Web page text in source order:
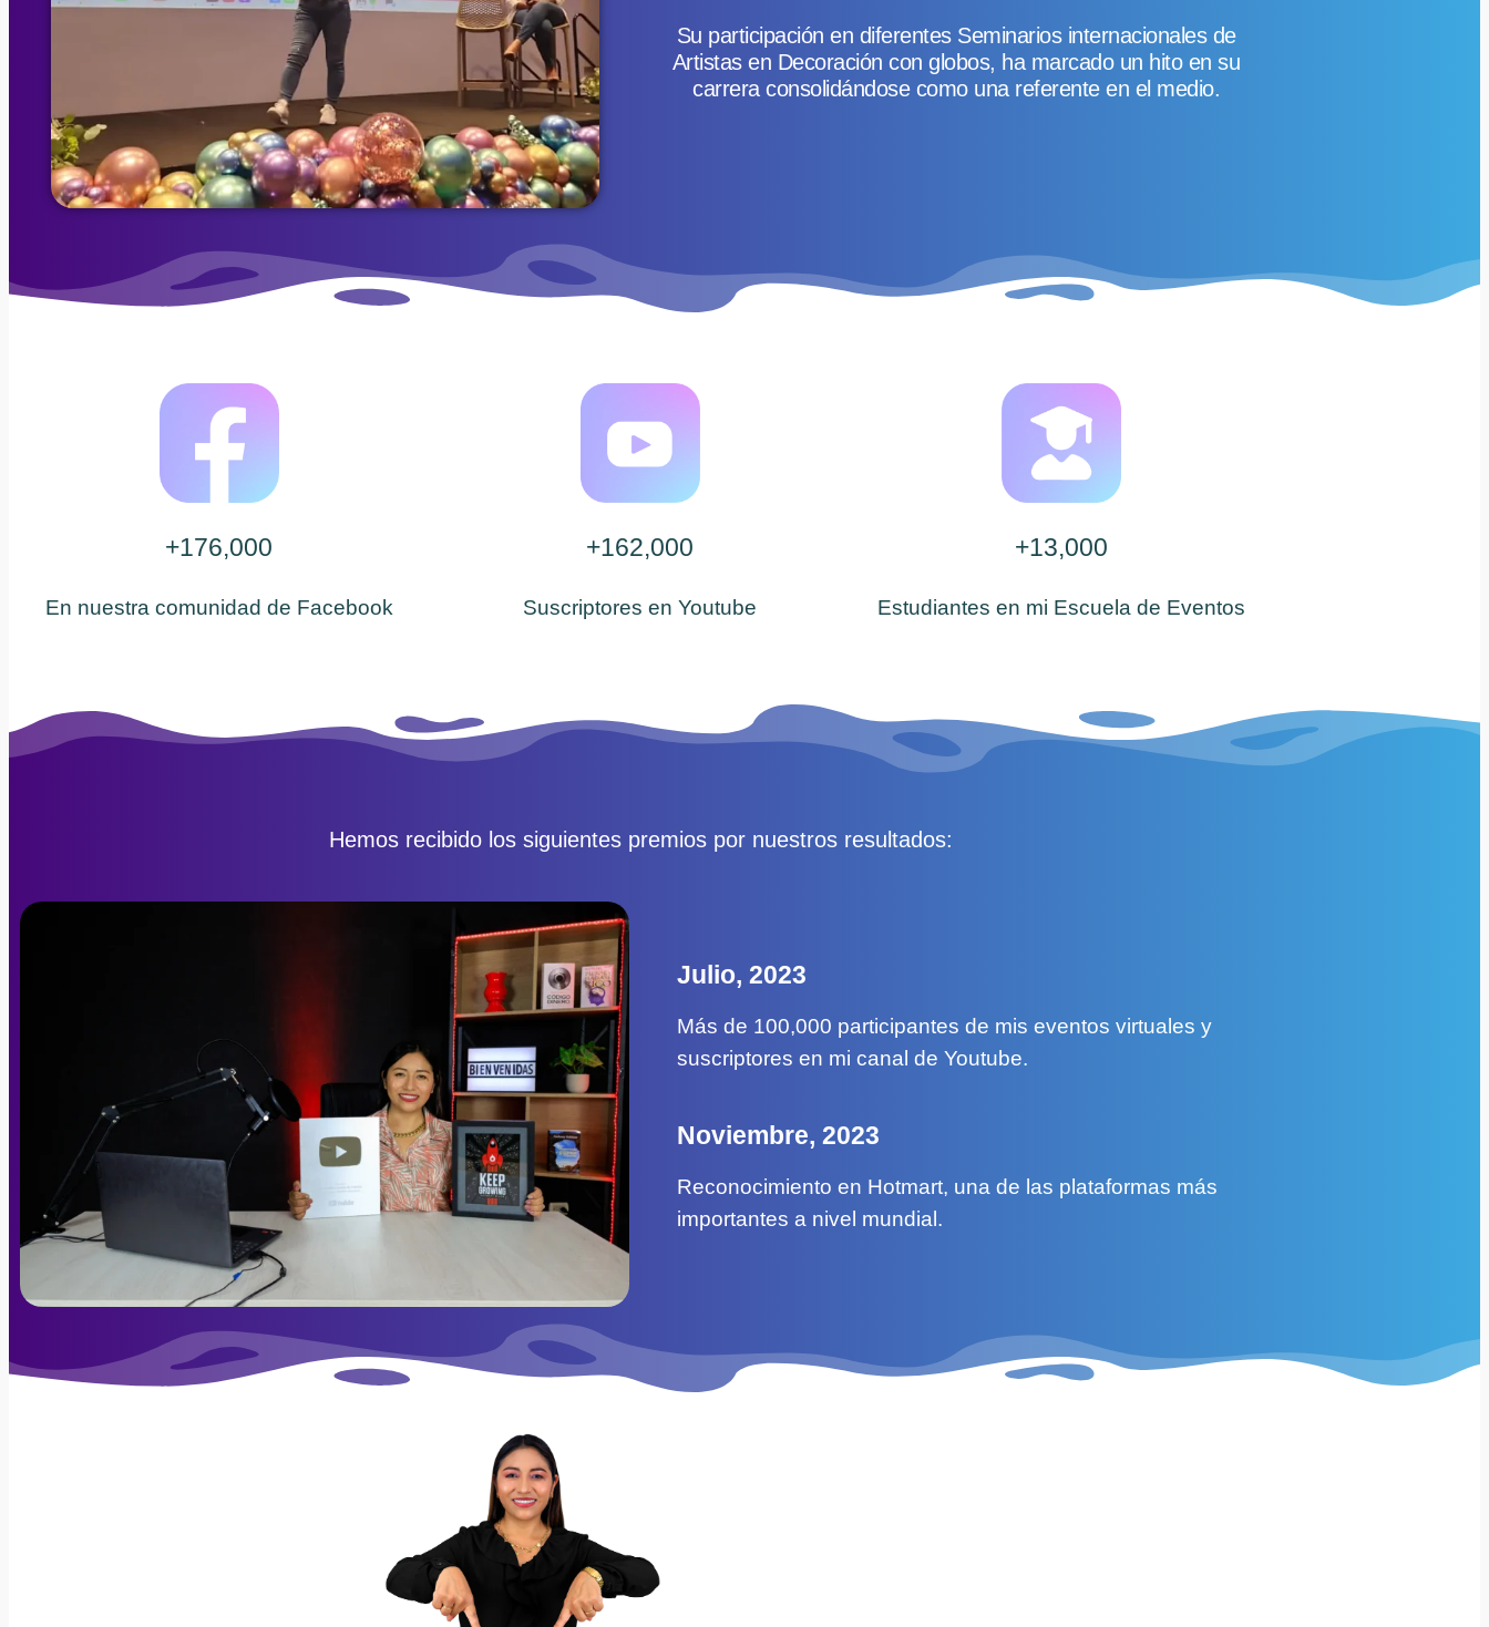
Su participación en diferentes Seminarios internacionales de
Artistas en Decoración con globos, ha marcado un hito en su
carrera consolidándose como una referente en el medio.
+176,000
En nuestra comunidad de Facebook
+162,000
Suscriptores en Youtube
+13,000
Estudiantes en mi Escuela de Eventos
Hemos recibido los siguientes premios por nuestros resultados:
Julio, 2023
Más de 100,000 participantes de mis eventos virtuales y
suscriptores en mi canal de Youtube.
Noviembre, 2023
Reconocimiento en Hotmart, una de las plataformas más
importantes a nivel mundial.